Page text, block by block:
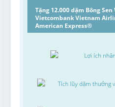
Tặng 12.000 dặm Bông
Vietcombank Vietnam
American Express®
Lợi ích
Tích lũy dặm thưởng